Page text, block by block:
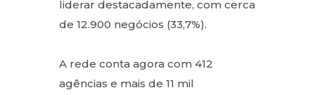
liderar destacadamente, com cerca
de 12.900 negócios (33,7%).
A rede conta agora com 412
agências e mais de 11 mil